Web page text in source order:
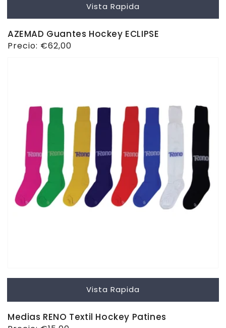
Vista Rapida
AZEMAD Guantes Hockey ECLIPSE
Precio
Precio: €62,00
Vista Rapida
Medias RENO Textil Hockey Patines